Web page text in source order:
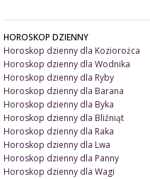
HOROSKOP DZIENNY
Horoskop dzienny dla Koziorożca
Horoskop dzienny dla Wodnika
Horoskop dzienny dla Ryby
Horoskop dzienny dla Barana
Horoskop dzienny dla Byka
Horoskop dzienny dla Bliźniąt
Horoskop dzienny dla Raka
Horoskop dzienny dla Lwa
Horoskop dzienny dla Panny
Horoskop dzienny dla Wagi